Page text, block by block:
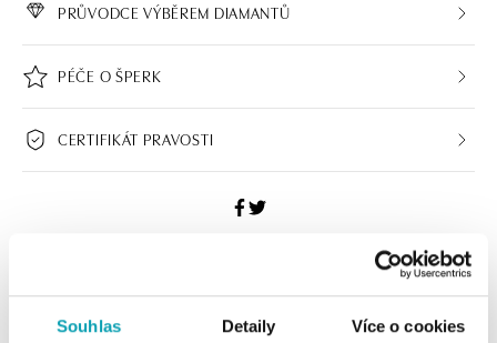
Souhlas Detaily Více o cookies
PRŮVODCE VÝBĚREM DIAMANTŮ
PÉČE O ŠPERK
CERTIFIKÁT PRAVOSTI
ALO BUTIKY